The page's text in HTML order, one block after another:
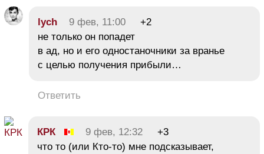
lych 9 фев, 11:00
+2
не только он попадет
в ад, но и его одностаночники за вранье
с целью получения прибыли…
Ответить
КРК 9 фев, 12:32
+3
что то (или Кто-то) мне подсказывает,